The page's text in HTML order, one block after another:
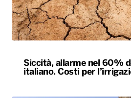
Siccità, allarme nel 60%
italiano. Costi per